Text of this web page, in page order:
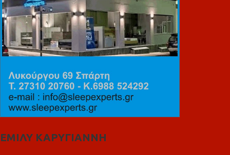
ΕΜΙΛΥ ΚΑΡΥΓΙΑΝΝΗ